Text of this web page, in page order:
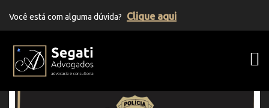
Você está com alguma dúvida? Clique aqui